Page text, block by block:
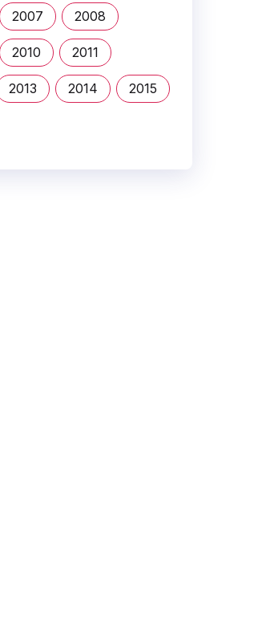
2007 2008
2010 2011
2013 2014 2015